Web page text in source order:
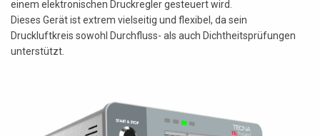
einem elektronischen Druckregler gesteuert wird.
Dieses Gerät ist extrem vielseitig und flexibel, da sein
Druckluftkreis sowohl Durchfluss- als auch Dichtheitsprüfungen
unterstützt.
Hier klicken!